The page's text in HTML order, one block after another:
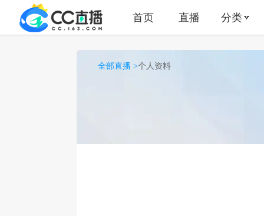
首页 直播 分类
全部直播 >个人资料